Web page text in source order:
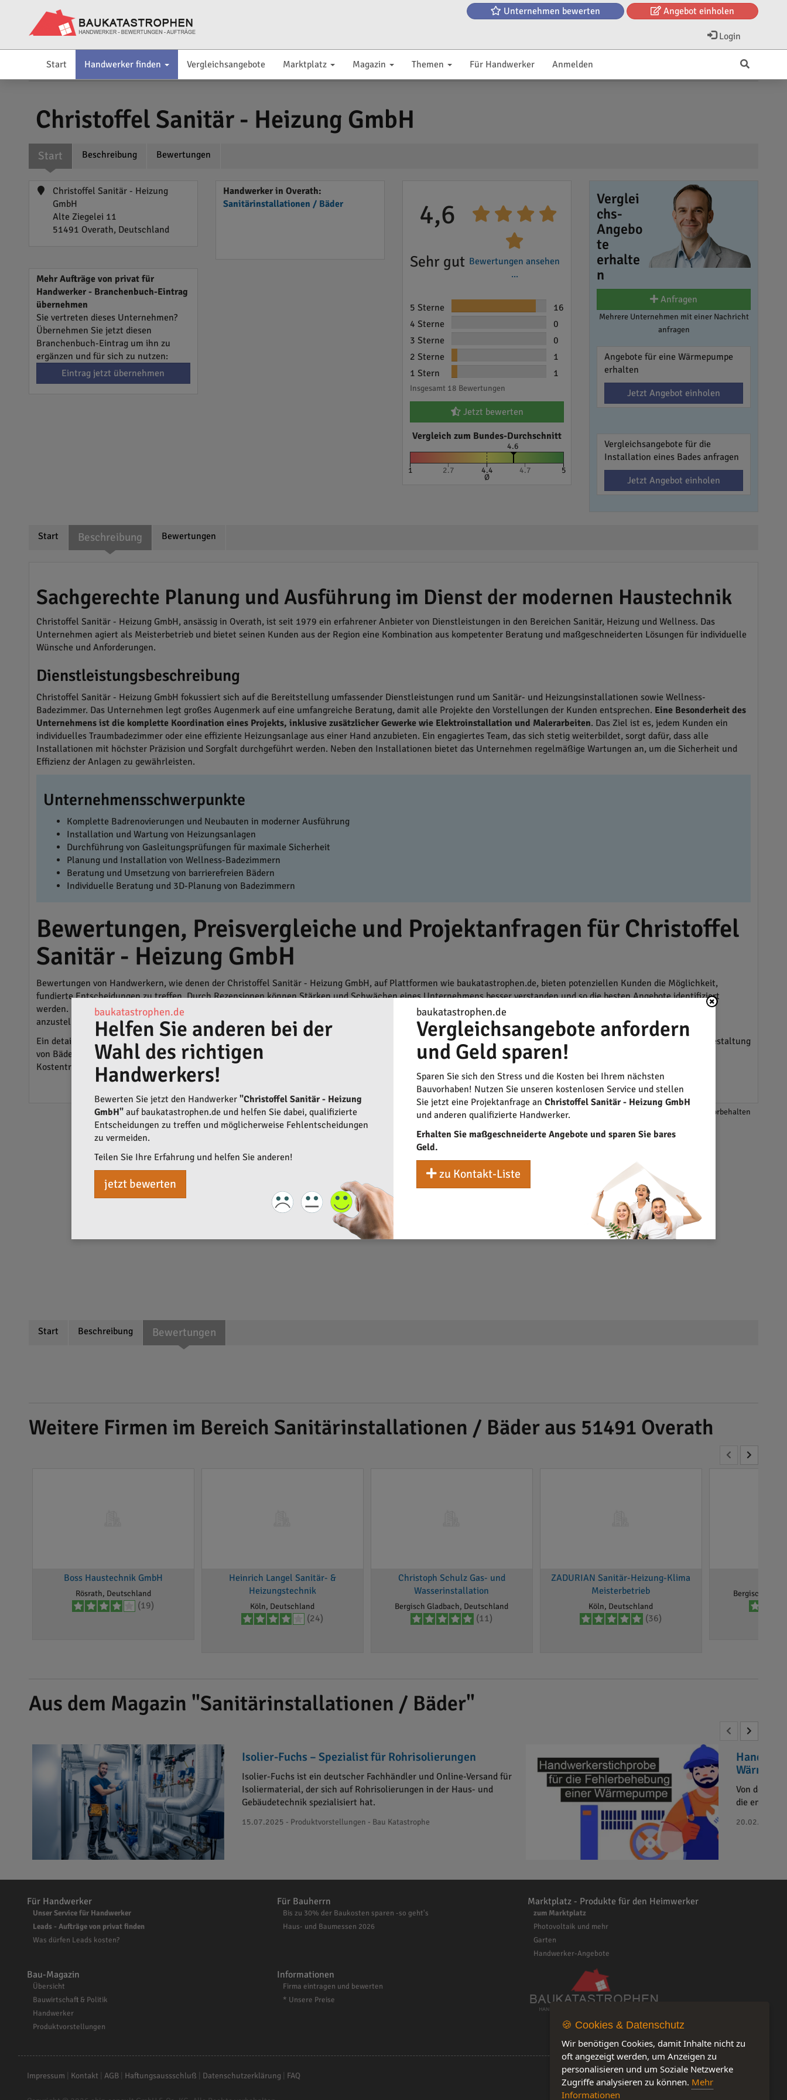
Unternehmen bewerten Angebot einholen
Login
Start Handwerker finden Vergleichsangebote Marktplatz Magazin Themen Für Handwerker Anmelden
Christoffel Sanitär - Heizung GmbH
Start Beschreibung Bewertungen
Christoffel Sanitär - Heizung
GmbH
Alte Ziegelei 11
51491 Overath, Deutschland
Handwerker in Overath:
Sanitärinstallationen / Bäder
Mehr Aufträge von privat für
Handwerker - Branchenbuch-Eintrag
übernehmen
Sie vertreten dieses Unternehmen?
Übernehmen Sie jetzt diesen
Branchenbuch-Eintrag um ihn zu
ergänzen und für sich zu nutzen:
Eintrag jetzt übernehmen
4,6
Sehr gut Bewertungen ansehen
...
5 Sterne
16
4 Sterne
0
3 Sterne
0
2 Sterne
1
1 Stern
1
Insgesamt 18 Bewertungen
Jetzt bewerten
Vergleich zum Bundes-Durchschnitt
4.6
1 2.7 4.4
Ø
4.7 5
Verglei
chs-
Angebo
te
erhalte
n
Anfragen
Mehrere Unternehmen mit einer Nachricht
anfragen
Angebote für eine Wärmepumpe
erhalten
Jetzt Angebot einholen
Vergleichsangebote für die
Installation eines Bades anfragen
Jetzt Angebot einholen
Start Beschreibung Bewertungen
Sachgerechte Planung und Ausführung im Dienst der modernen Haustechnik
Christoffel Sanitär - Heizung GmbH, ansässig in Overath, ist seit 1979 ein erfahrener Anbieter von Dienstleistungen in den Bereichen Sanitär, Heizung und Wellness. Das
Unternehmen agiert als Meisterbetrieb und bietet seinen Kunden aus der Region eine Kombination aus kompetenter Beratung und maßgeschneiderten Lösungen für individuelle
Wünsche und Anforderungen.
Dienstleistungsbeschreibung
Christoffel Sanitär - Heizung GmbH fokussiert sich auf die Bereitstellung umfassender Dienstleistungen rund um Sanitär- und Heizungsinstallationen sowie Wellness-
Badezimmer. Das Unternehmen legt großes Augenmerk auf eine umfangreiche Beratung, damit alle Projekte den Vorstellungen der Kunden entsprechen. Eine Besonderheit des
Unternehmens ist die komplette Koordination eines Projekts, inklusive zusätzlicher Gewerke wie Elektroinstallation und Malerarbeiten. Das Ziel ist es, jedem Kunden ein
individuelles Traumbadezimmer oder eine effiziente Heizungsanlage aus einer Hand anzubieten. Ein engagiertes Team, das sich stetig weiterbildet, sorgt dafür, dass alle
Installationen mit höchster Präzision und Sorgfalt durchgeführt werden. Neben den Installationen bietet das Unternehmen regelmäßige Wartungen an, um die Sicherheit und
Effizienz der Anlagen zu gewährleisten.
Unternehmensschwerpunkte
Komplette Badrenovierungen und Neubauten in moderner Ausführung
Installation und Wartung von Heizungsanlagen
Durchführung von Gasleitungsprüfungen für maximale Sicherheit
Planung und Installation von Wellness-Badezimmern
Beratung und Umsetzung von barrierefreien Bädern
Individuelle Beratung und 3D-Planung von Badezimmern
Bewertungen, Preisvergleiche und Projektanfragen für Christoffel
Sanitär - Heizung GmbH
Bewertungen von Handwerkern, wie denen der Christoffel Sanitär - Heizung GmbH, auf Plattformen wie baukatastrophen.de, bieten potenziellen Kunden die Möglichkeit,
fundierte Entscheidungen zu treffen. Durch Rezensionen können Stärken und Schwächen eines Unternehmens besser verstanden und so die besten Angebote identifiziert
werden. Nicht jede *Projektanfrage* bei Handwerkern muss direkt in unmittelbarer Nähe erfolgen. Oft ist es sinnvoll, in der Umgebung von Overath weitere Vergleiche
anzustellen. Lokale Aufträge sind für Unternehmen essentiell, da sie das heimische Handwerk stärken und zur Wirtschaft vor Ort beitragen.
Ein detaillierter *Preisvergleich* kann erhebliche Kostenersparnisse mit sich bringen, insbesondere bei größeren Projekten wie der Sanitären Neuinstallation oder Neugestaltung
von Bädern. Oftmals erweisen sich die günstigsten oder teuersten Angebote nicht als die besten. Vergleichsangebote von ähnlichen Dienstleistern bieten eine wertvolle
Kostentransparenz. Verbraucher sollten sich immer gut informiert fühlen und diverse Optionen in Betracht ziehen, bevor sie eine endgültige Entscheidung treffen.
*Änderungen und Irrtümer vorbehalten
Start Beschreibung Bewertungen
Weitere Firmen im Bereich Sanitärinstallationen / Bäder aus 51491 Overath
Boss Haustechnik GmbH
Rösrath, Deutschland
(19)
Heinrich Langel Sanitär- &
Heizungstechnik
Köln, Deutschland
(24)
Christoph Schulz Gas- und
Wasserinstallation
Bergisch Gladbach, Deutschland
(11)
ZADURIAN Sanitär-Heizung-Klima
Meisterbetrieb
Köln, Deutschland
(36)
Bergisch
Aus dem Magazin "Sanitärinstallationen / Bäder"
Isolier-Fuchs – Spezialist für Rohrisolierungen
Isolier-Fuchs ist ein deutscher Fachhändler und Online-Versand für
Isoliermaterial, der sich auf Rohrisolierungen in der Haus- und
Gebäudetechnik spezialisiert hat.
15.07.2025 - Produktvorstellungen - Bau Katastrophe
Von den 43
die engere
20.02.2024 -
baukatastrophen.de
Helfen Sie anderen bei der
Wahl des richtigen
Handwerkers!
Bewerten Sie jetzt den Handwerker "Christoffel Sanitär - Heizung
GmbH" auf baukatastrophen.de und helfen Sie dabei, qualifizierte
Entscheidungen zu treffen und möglicherweise Fehlentscheidungen
zu vermeiden.
Teilen Sie Ihre Erfahrung und helfen Sie anderen!
jetzt bewerten
baukatastrophen.de
Vergleichsangebote anfordern
und Geld sparen!
Sparen Sie sich den Stress und die Kosten bei Ihrem nächsten
Bauvorhaben! Nutzen Sie unseren kostenlosen Service und stellen
Sie jetzt eine Projektanfrage an Christoffel Sanitär - Heizung GmbH
und anderen qualifizierte Handwerker.
Erhalten Sie maßgeschneiderte Angebote und sparen Sie bares
Geld.
zu Kontakt-Liste
Für Handwerker
Unser Service für Handwerker
Leads - Aufträge von privat finden
Was dürfen Leads kosten?
Für Bauherrn
Bis zu 30% der Baukosten sparen -so geht's
Haus- und Baumessen 2026
Marktplatz - Produkte für den Heimwerker
zum Marktplatz
Photovoltaik und mehr
Garten
Handwerker-Angebote
Bau-Magazin
Übersicht
Bauwirtschaft & Politik
Handwerker
Produktvorstellungen
Informationen
Firma eintragen und bewerten
* Unsere Preise
Impressum Kontakt| AGB| Haftungsaussschluß Datenschutzerklärung| FAQ
🍪 Cookies & Datenschutz
Wir benötigen Cookies, damit Inhalte nicht zu
oft angezeigt werden, um Anzeigen zu
personalisieren und um Soziale Netzwerke
Zugriffe analysieren zu können. Mehr
Informationen